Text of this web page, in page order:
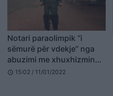
Notari paraolimpik “i
sëmurë për vdekje” nga
abuzimi me xhuxhizmin
(FOTO LAJM)
schedule 15:02 / 11/01/2022